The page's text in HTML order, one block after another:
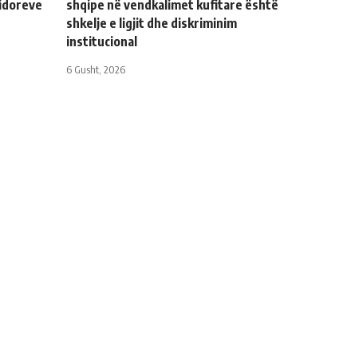
shqipe në vendkalimet kufitare është
shkelje e ligjit dhe diskriminim
institucional
6 Gusht, 2026